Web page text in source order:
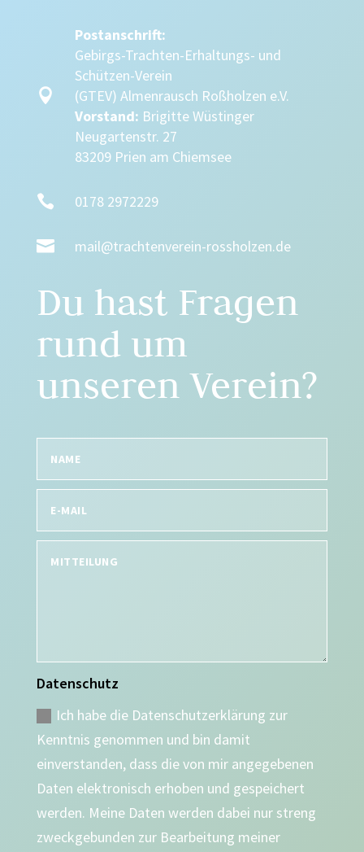

Postanschrift:
Gebirgs-Trachten-Erhaltungs- und
Schützen-Verein
(GTEV) Almenrausch Roßholzen e.V.
Vorstand: Brigitte Wüstinger
Neugartenstr. 27
83209 Prien am Chiemsee
 0178 2972229
 mail@trachtenverein-rossholzen.de
Du hast Fragen
rund um
unseren Verein?
Datenschutz
Ich habe die Datenschutzerklärung zur
Kenntnis genommen und bin damit
einverstanden, dass die von mir angegebenen
Daten elektronisch erhoben und gespeichert
werden. Meine Daten werden dabei nur streng
zweckgebunden zur Bearbeitung meiner